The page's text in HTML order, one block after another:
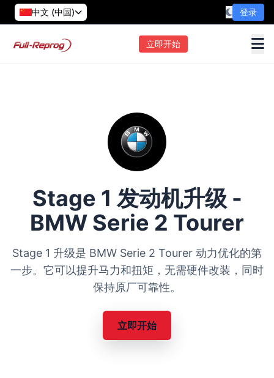
中文 (中国) 登录
立即开始
Stage 1 发动机升级 -
BMW Serie 2 Tourer
Stage 1 升级是 BMW Serie 2 Tourer 动力优化的第
一步。它可以提升马力和扭矩，无需硬件改装，同时
保持原厂可靠性。
立即开始